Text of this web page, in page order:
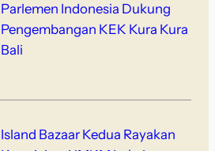
Parlemen Indonesia Dukung
Pengembangan KEK Kura Kura
Bali
Island Bazaar Kedua Rayakan